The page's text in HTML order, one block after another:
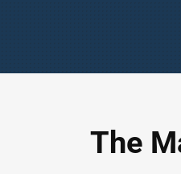
The